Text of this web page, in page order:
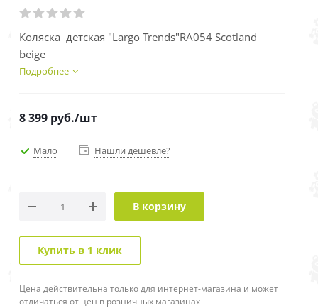
Коляска детская "Largo Trends"RA054 Scotland
beige
Подробнее
8 399 руб./шт
Мало Нашли дешевле?
В корзину
Купить в 1 клик
Цена действительна только для интернет-магазина и может
отличаться от цен в розничных магазинах